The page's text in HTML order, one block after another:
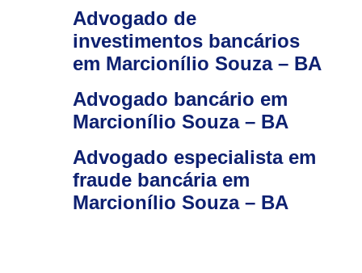
Advogado de
investimentos bancários
em Marcionílio Souza – BA
Advogado bancário em
Marcionílio Souza – BA
Advogado especialista em
fraude bancária em
Marcionílio Souza – BA